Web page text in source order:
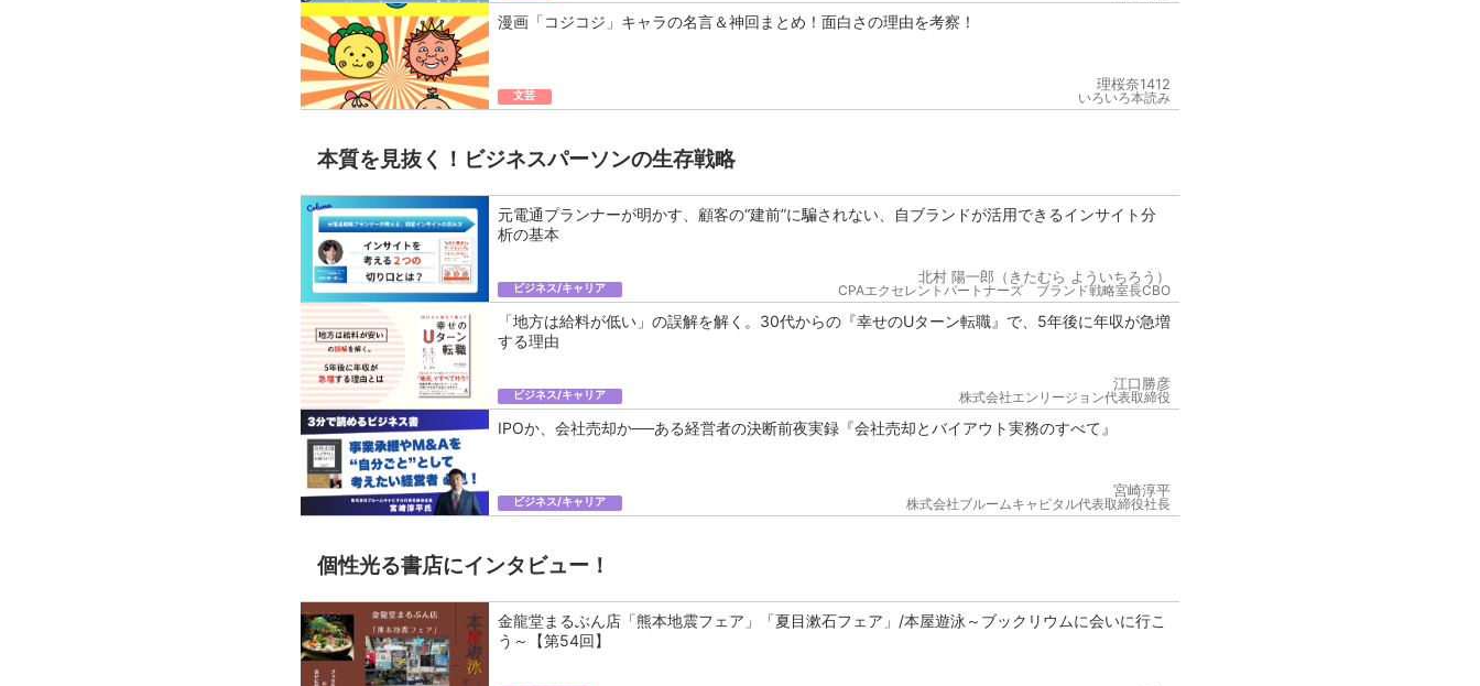
漫画「コジコジ」キャラの名言＆神回まとめ！面白さの理由を考察！
文芸
理桜奈1412
いろいろ本読み
本質を見抜く！ビジネスパーソンの生存戦略
元電通プランナーが明かす、顧客の“建前”に騙されない、自ブランドが活用できるインサイト分
析の基本
ビジネス/キャリア
北村 陽一郎（きたむら よういちろう）
CPAエクセレントパートナーズ ブランド戦略室長CBO
「地方は給料が低い」の誤解を解く。30代からの『幸せのUターン転職』で、5年後に年収が急増
する理由
ビジネス/キャリア
江口勝彦
株式会社エンリージョン代表取締役
IPOか、会社売却か──ある経営者の決断前夜実録『会社売却とバイアウト実務のすべて』
ビジネス/キャリア
宮崎淳平
株式会社ブルームキャピタル代表取締役社長
個性光る書店にインタビュー！
金龍堂まるぶん店「熊本地震フェア」「夏目漱石フェア」/本屋遊泳～ブックリウムに会いに行こ
う～【第54回】